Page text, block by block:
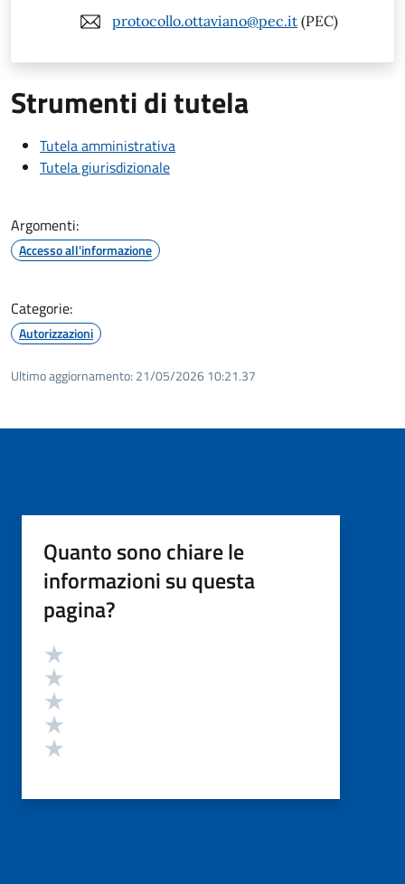
protocollo.ottaviano@pec.it (PEC)
Strumenti di tutela
Tutela amministrativa
Tutela giurisdizionale
Argomenti:
Accesso all'informazione
Categorie:
Autorizzazioni
Ultimo aggiornamento: 21/05/2026 10:21.37
Quanto sono chiare le
informazioni su questa
pagina?
Valutazione